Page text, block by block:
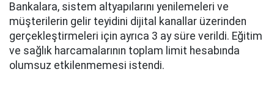
Bankalara, sistem altyapılarını yenilemeleri ve
müşterilerin gelir teyidini dijital kanallar üzerinden
gerçekleştirmeleri için ayrıca 3 ay süre verildi. Eğitim
ve sağlık harcamalarının toplam limit hesabında
olumsuz etkilenmemesi istendi.